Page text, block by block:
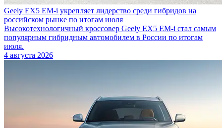
Geely EX5 EM-i укрепляет лидерство среди гибридов на
российском рынке по итогам июля
Высокотехнологичный кроссовер Geely EX5 EM-i стал самым
популярным гибридным автомобилем в России по итогам
июля.
4 августа 2026